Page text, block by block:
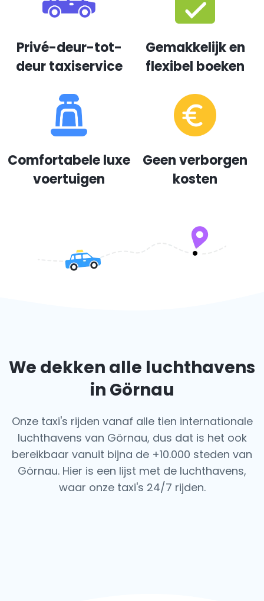
Privé-deur-tot-
deur taxiservice
Gemakkelijk en
flexibel boeken
Comfortabele luxe
voertuigen
Geen verborgen
kosten
We dekken alle luchthavens
in Görnau
Onze taxi's rijden vanaf alle tien internationale
luchthavens van Görnau, dus dat is het ook
bereikbaar vanuit bijna de +10.000 steden van
Görnau. Hier is een lijst met de luchthavens,
waar onze taxi's 24/7 rijden.